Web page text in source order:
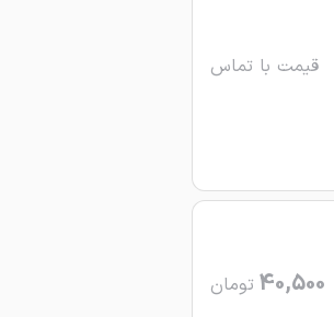
قیمت با تماس
40,500 تومان